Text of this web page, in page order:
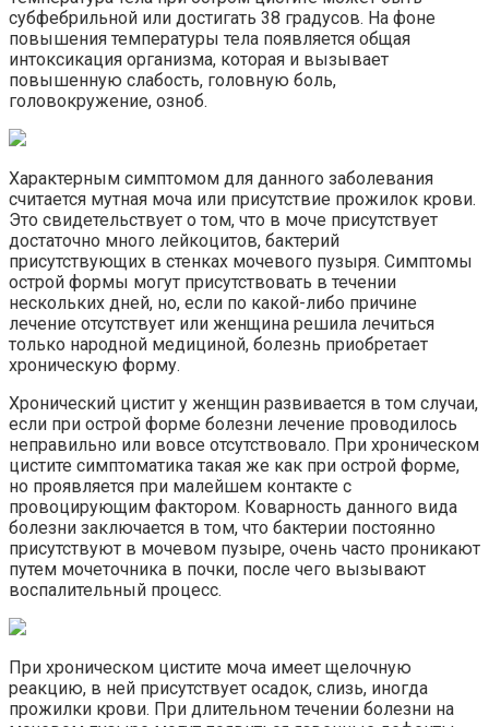
субфебрильной или достигать 38 градусов. На фоне
повышения температуры тела появляется общая
интоксикация организма, которая и вызывает
повышенную слабость, головную боль,
головокружение, озноб.
Характерным симптомом для данного заболевания
считается мутная моча или присутствие прожилок крови.
Это свидетельствует о том, что в моче присутствует
достаточно много лейкоцитов, бактерий
присутствующих в стенках мочевого пузыря. Симптомы
острой формы могут присутствовать в течении
нескольких дней, но, если по какой-либо причине
лечение отсутствует или женщина решила лечиться
только народной медициной, болезнь приобретает
хроническую форму.
Хронический цистит у женщин развивается в том случаи,
если при острой форме болезни лечение проводилось
неправильно или вовсе отсутствовало. При хроническом
цистите симптоматика такая же как при острой форме,
но проявляется при малейшем контакте с
провоцирующим фактором. Коварность данного вида
болезни заключается в том, что бактерии постоянно
присутствуют в мочевом пузыре, очень часто проникают
путем мочеточника в почки, после чего вызывают
воспалительный процесс.
При хроническом цистите моча имеет щелочную
реакцию, в ней присутствует осадок, слизь, иногда
прожилки крови. При длительном течении болезни на